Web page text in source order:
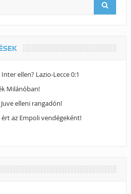
ellen? Lazio-Lecce 0:1
Milánóban!
elleni rangadón!
az Empoli vendégeként!